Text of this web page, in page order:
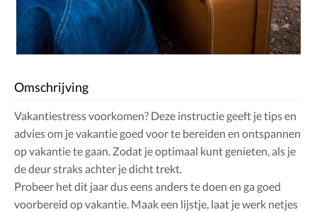
Omschrijving
Vakantiestress voorkomen? Deze instructie geeft je tips en
advies om je vakantie goed voor te bereiden en ontspannen
op vakantie te gaan. Zodat je optimaal kunt genieten, als je
de deur straks achter je dicht trekt.
Probeer het dit jaar dus eens anders te doen en ga goed
voorbereid op vakantie. Maak een lijstje, laat je werk netjes